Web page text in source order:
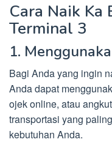
Cara Naik Ka
Terminal 3
1.
Bagi Anda yang ingin
Anda dapat
ojek online, atau
transportasi yang
kebutuhan Anda.